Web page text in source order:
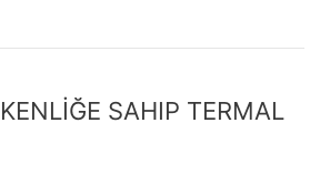
SAHIP TERMAL